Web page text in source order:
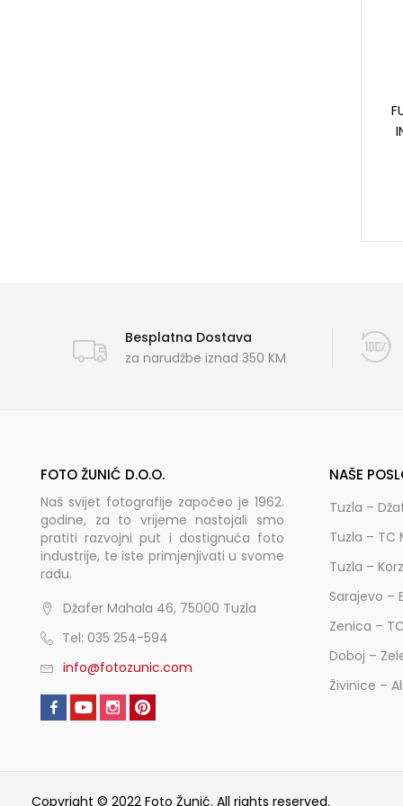
Besplatna Dostava
za narudžbe iznad 350 KM
FOTO ŽUNIĆ D.O.O.
Naš svijet fotografije započeo je 1962.
godine, za to vrijeme nastojali smo
pratiti razvojni put i dostignuća foto
industrije, te iste primjenjivati u svome
radu.
Džafer Mahala 46, 75000 Tuzla
Tel: 035 254-594
info@fotozunic.com
NAŠE
Tuzla –
Tuzla – TC
Tuzla –
Sarajevo –
Zenica –
Doboj –
Živinice –
Copyright © 2022 Foto Žunić. All rights reserved.